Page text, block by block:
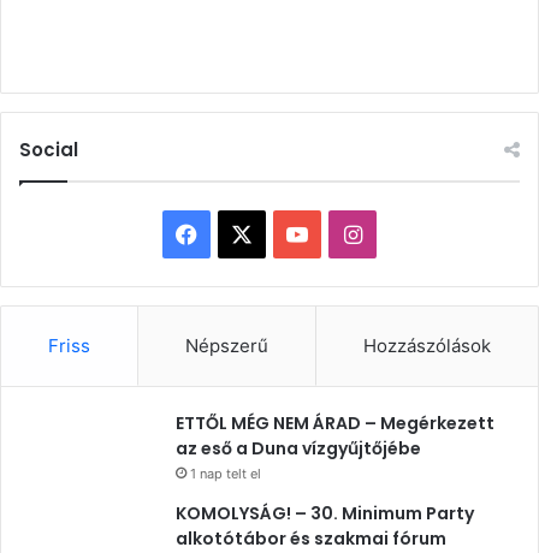
Social
Facebook YouTubeInstagram
Friss Népszerű Hozzászólások
ETTŐL MÉG NEM ÁRAD – Megérkezett
az eső a Duna vízgyűjtőjébe
1 nap telt el
KOMOLYSÁG! – 30. Minimum Party
alkotótábor és szakmai fórum